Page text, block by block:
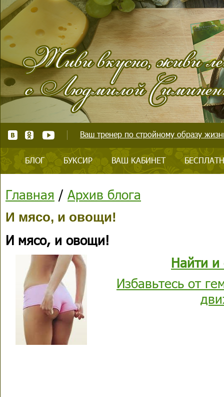
Ваш тренер по стройному образу
БЛОГ БУКСИР ВАШ КАБИНЕТ
Главная / Архив блога
И мясо, и овощи!
И мясо, и овощи!
Найти и
Избавьтесь от